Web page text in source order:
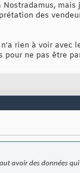
Nostradamus,
des
rien à voir avec
pour ne pas être
avoir des données